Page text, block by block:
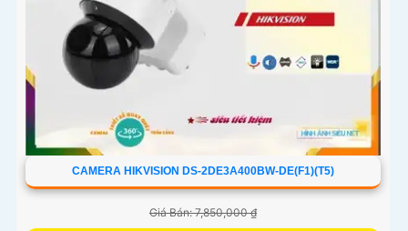
CAMERA HIKVISION DS-2DE3A400BW-DE(F1)(T5)
Giá Bán: 7,850,000 ₫